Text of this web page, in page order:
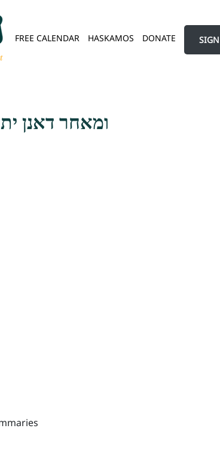
FREE CALENDAR HASKAMOS DONATE
ומאחר דאנן